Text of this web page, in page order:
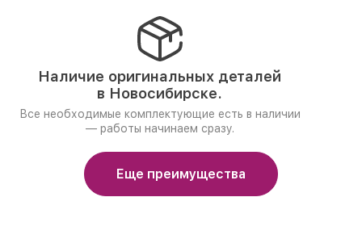
Наличие оригинальных деталей
в Новосибирске.
Все необходимые комплектующие есть в наличии
— работы начинаем сразу.
Еще преимущества